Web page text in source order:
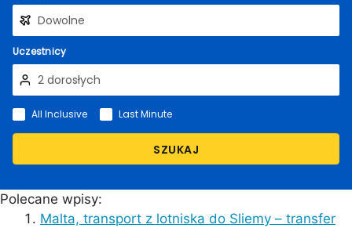
Uczestnicy
SZUKAJ
All Inclusive Last Minute
Polecane wpisy:
Malta, transport z lotniska do Sliemy – transfer